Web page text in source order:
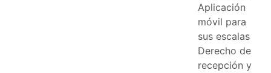
Aplicación
móvil para
sus escalas
Derecho de
recepción y